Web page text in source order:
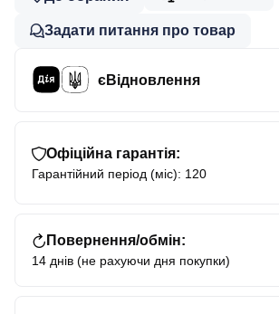
Задати питання про товар
єВідновлення
Офіційна гарантія:
Гарантійний період (міс): 120
Повернення/обмін:
14 днів (не рахуючи дня покупки)